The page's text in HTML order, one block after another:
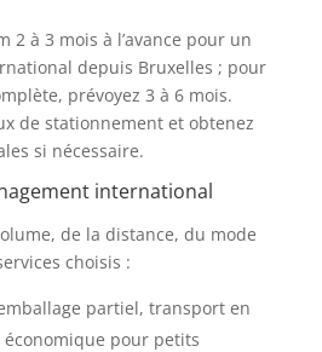
2 à 3 mois à l’avance pour un
depuis Bruxelles ; pour
prévoyez 3 à 6 mois.
de stationnement et obtenez
si nécessaire.
international
de la distance, du mode
choisis :
partiel, transport en
pour petits